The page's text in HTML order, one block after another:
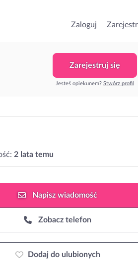
Zaloguj
Zarejestruj się
Jesteś opiekunem? Stwórz profil
2 lata temu
Napiszwiadomość
Zobacz telefon
Dodaj do ulubionych